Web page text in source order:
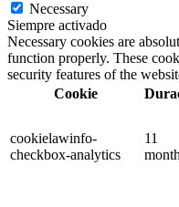
Necessary
Siempre activado
Necessary cookies are
function properly. These
security features of the
Cookie
cookielawinfo-
checkbox-analytics
11